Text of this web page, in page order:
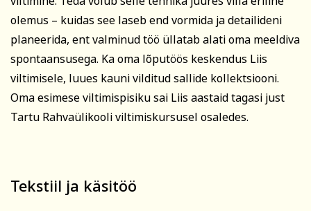
olemus – kuidas see laseb end vormida ja detailideni
planeerida, ent valminud töö üllatab alati oma meeldiva
spontaansusega. Ka oma lõputöös keskendus Liis
viltimisele, luues kauni vilditud sallide kollektsiooni.
Oma esimese viltimispisiku sai Liis aastaid tagasi just
Tartu Rahvaülikooli viltimiskursusel osaledes.
Tekstiil ja käsitöö